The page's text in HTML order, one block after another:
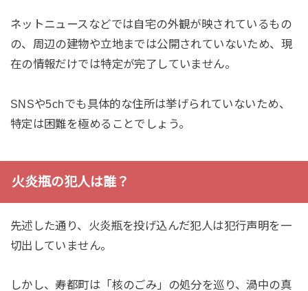
ネットニュースなどでは自宅の外観が映されているもの
の、周辺の建物や立地までは公開されていないため、現
在の情報だけでは特定が完了していません。
SNSや5chでも具体的な住所は挙げられていないため、
特定は困難を極めることでしょう。
火炎瓶の犯人は誰？
先述した通り、火炎瓶を投げ込んだ犯人は犯行声明を一
切出していません。
しかし、寿都町は「核のごみ」の処分を巡り、渦中の真